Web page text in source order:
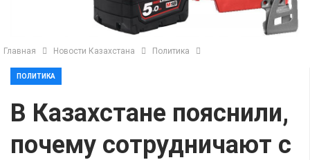
Главная Новости Казахстана Политика
ПОЛИТИКА
В Казахстане пояснили,
почему сотрудничают с